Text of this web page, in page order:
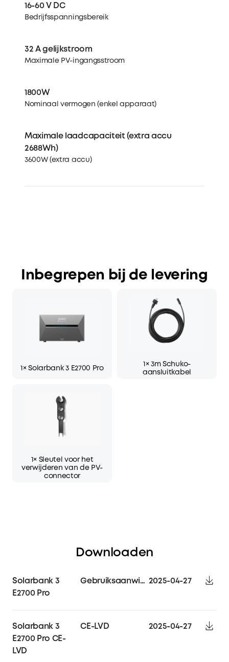
16-60 V DC
Bedrijfsspanningsbereik
32 A gelijkstroom
Maximale PV-ingangsstroom
1800W
Nominaal vermogen (enkel apparaat)
Maximale laadcapaciteit (extra accu
2688Wh)
3600W (extra accu)
Inbegrepen bij de levering
1× Solarbank 3 E2700 Pro
1× 3m Schuko-
aansluitkabel
1× Sleutel voor het
verwijderen van de PV-
connector
Downloaden
Solarbank 3
E2700 Pro
Gebruiksaanwijzing 2025-04-27
Solarbank 3
E2700 Pro CE-
LVD
CE-LVD 2025-04-27